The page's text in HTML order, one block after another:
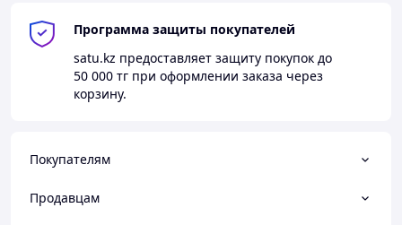
Программа защиты покупателей
satu.kz предоставляет защиту покупок до
50 000 тг при оформлении заказа через
корзину.
Покупателям
Продавцам